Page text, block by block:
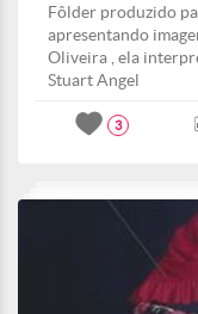
Fôlder produzido
apresentando
Oliveira , ela
Stuart Angel
3